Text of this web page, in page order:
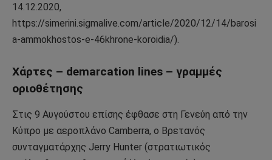
14.12.2020,
https://simerini.sigmalive.com/article/2020/12/14/barosi
a-ammokhostos-e-46khrone-koroidia/).
Χάρτες – demarcation lines – γραμμές
οριοθέτησης
Στις 9 Αυγούστου επίσης έφθασε στη Γενεύη από την
Κύπρο με αεροπλάνο Camberra, ο Βρετανός
συνταγματάρχης Jerry Hunter (στρατιωτικός